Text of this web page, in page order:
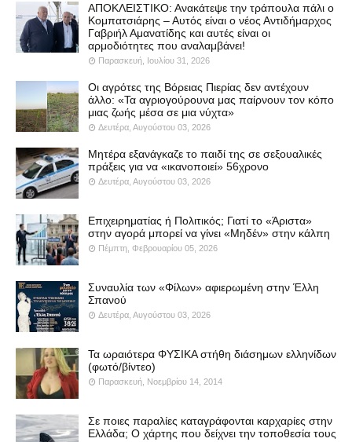
ΑΠΟΚΛΕΙΣΤΙΚΟ: Ανακάτεψε την τράπουλα πάλι ο
Κομπατσιάρης – Αυτός είναι ο νέος Αντιδήμαρχος
Γαβριήλ Αμανατίδης και αυτές είναι οι
αρμοδιότητες που αναλαμβάνει!
Παρασκευή, Ιουλίου 31, 2026
Οι αγρότες της Βόρειας Πιερίας δεν αντέχουν
άλλο: «Τα αγριογούρουνα μας παίρνουν τον κόπο
μιας ζωής μέσα σε μια νύχτα»
Δευτέρα, Αυγούστου 03, 2026
Μητέρα εξανάγκαζε το παιδί της σε σεξουαλικές
πράξεις για να «ικανοποιεί» 56χρονο
Δευτέρα, Αυγούστου 03, 2026
Επιχειρηματίας ή Πολιτικός; Γιατί το «Άριστα»
στην αγορά μπορεί να γίνει «Μηδέν» στην κάλπη
Πέμπτη, Φεβρουαρίου 05, 2026
Συναυλία των «Φίλων» αφιερωμένη στην Έλλη
Σπανού
Δευτέρα, Αυγούστου 03, 2026
Τα ωραιότερα ΦΥΣΙΚΑ στήθη διάσημων ελληνίδων
(φωτό/βίντεο)
Παρασκευή, Νοεμβρίου 14, 2014
Σε ποιες παραλίες καταγράφονται καρχαρίες στην
Ελλάδα; Ο χάρτης που δείχνει την τοποθεσία τους